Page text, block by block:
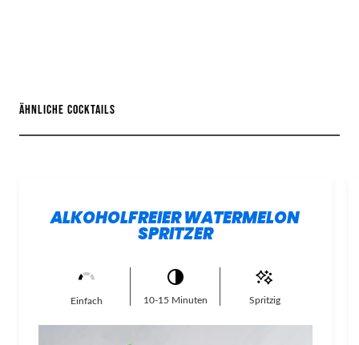
ÄHNLICHE COCKTAILS
ALKOHOLFREIER WATERMELON
SPRITZER
Einfach 10-15 Minuten Spritzig